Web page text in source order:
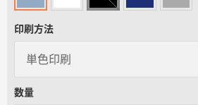
お見積書の作成方法
データ入稿ガイド
再注文について
印刷方法
数量